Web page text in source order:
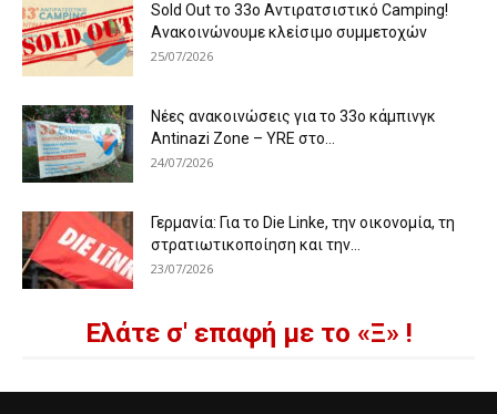
Sold Out το 33ο Αντιρατσιστικό Camping!
Ανακοινώνουμε κλείσιμο συμμετοχών
25/07/2026
Νέες ανακοινώσεις για το 33ο κάμπινγκ
Antinazi Zone – YRE στο...
24/07/2026
Γερμανία: Για το Die Linke, την οικονομία, τη
στρατιωτικοποίηση και την...
23/07/2026
Ελάτε σ' επαφή με το «Ξ» !